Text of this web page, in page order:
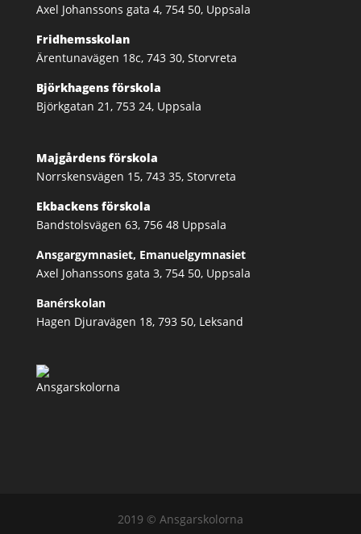
Axel Johanssons gata 4, 754 50, Uppsala
Fridhemsskolan
Ärentunavägen 18c, 743 30, Storvreta
Björkhagens förskola
Björkgatan 21, 753 24, Uppsala
Majgårdens förskola
Norrskensvägen 15, 743 35, Storvreta
Ekbackens förskola
Bandstolsvägen 63, 756 48 Uppsala
Ansgargymnasiet, Emanuelgymnasiet
Axel Johanssons gata 3, 754 50, Uppsala
Banérskolan
Hagen Djuravägen 18, 793 50, Leksand
2019 © Ansgarskolorna